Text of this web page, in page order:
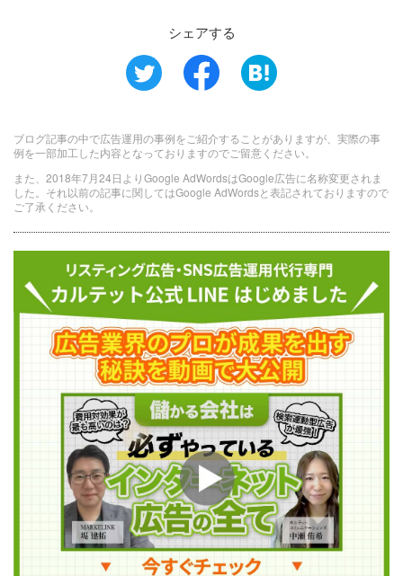
シェアする
ブログ記事の中で広告運用の事例をご紹介することがありますが、実際の事
例を一部加工した内容となっておりますのでご留意ください。
また、2018年7月24日よりGoogle AdWordsはGoogle広告に名称変更されま
した。それ以前の記事に関してはGoogle AdWordsと表記されておりますので
ご了承ください。